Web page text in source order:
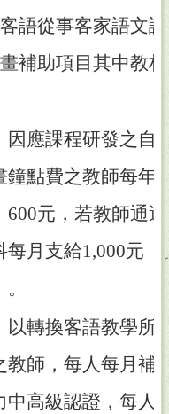
語從事客家語文
補助項目其中教
因應課程研發之自
鐘點費之教師每年
600元，若教師通
每月支給1,000元
以轉換客語教學所
教師，每人每月補
中高級認證，每人